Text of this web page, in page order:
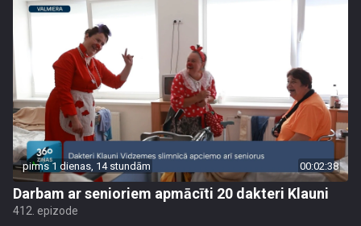
pirms 1 dienas, 14 stundām 00:02:38
Darbam ar senioriem apmācīti 20 dakteri Klauni
412. epizode